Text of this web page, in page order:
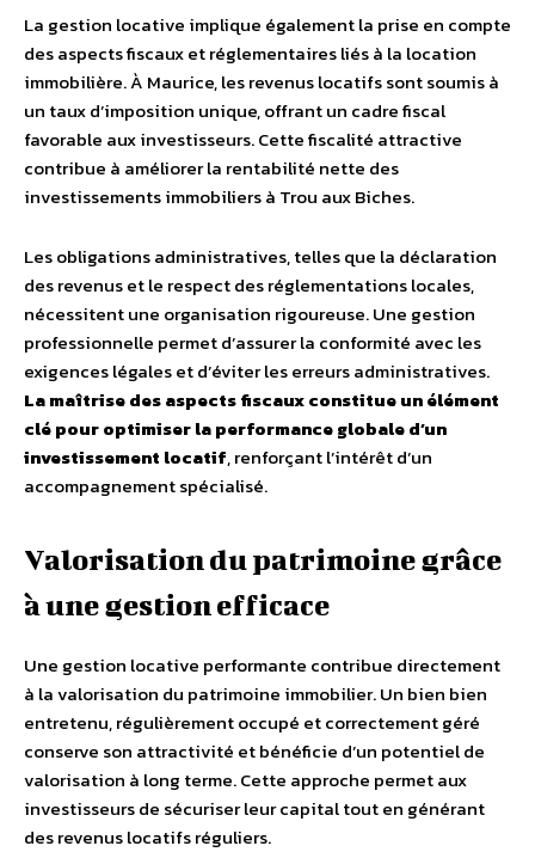
La gestion locative implique également la prise en compte
des aspects fiscaux et réglementaires liés à la location
immobilière. À Maurice, les revenus locatifs sont soumis à
un taux d’imposition unique, offrant un cadre fiscal
favorable aux investisseurs. Cette fiscalité attractive
contribue à améliorer la rentabilité nette des
investissements immobiliers à Trou aux Biches.
Les obligations administratives, telles que la déclaration
des revenus et le respect des réglementations locales,
nécessitent une organisation rigoureuse. Une gestion
professionnelle permet d’assurer la conformité avec les
exigences légales et d’éviter les erreurs administratives.
La maîtrise des aspects fiscaux constitue un élément
clé pour optimiser la performance globale d’un
investissement locatif, renforçant l’intérêt d’un
accompagnement spécialisé.
Valorisation du patrimoine grâce
à une gestion efficace
Une gestion locative performante contribue directement
à la valorisation du patrimoine immobilier. Un bien bien
entretenu, régulièrement occupé et correctement géré
conserve son attractivité et bénéficie d’un potentiel de
valorisation à long terme. Cette approche permet aux
investisseurs de sécuriser leur capital tout en générant
des revenus locatifs réguliers.